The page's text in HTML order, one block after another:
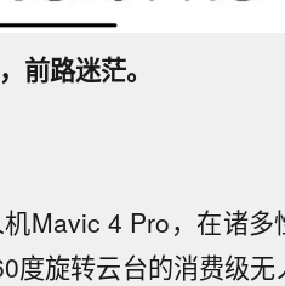
前路迷茫。
Mavic 4 Pro，在诸
度旋转云台的消费级